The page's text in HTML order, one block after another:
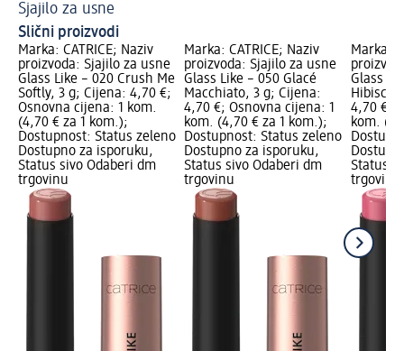
Sjajilo za usne
Slični proizvodi
Marka: CATRICE; Naziv
proizvoda: Sjajilo za usne
Glass Like – 020 Crush Me
Softly, 3 g; Cijena: 4,70 €;
Osnovna cijena: 1 kom.
(4,70 € za 1 kom.);
Dostupnost: Status zeleno
Dostupno za isporuku,
Status sivo Odaberi dm
trgovinu
Marka: CATRICE; Naziv
proizvoda: Sjajilo za usne
Glass Like – 050 Glacé
Macchiato, 3 g; Cijena:
4,70 €; Osnovna cijena: 1
kom. (4,70 € za 1 kom.);
Dostupnost: Status zeleno
Dostupno za isporuku,
Status sivo Odaberi dm
trgovinu
Marka:
Glass
4,70 €;
kom.
Status
trgovinu